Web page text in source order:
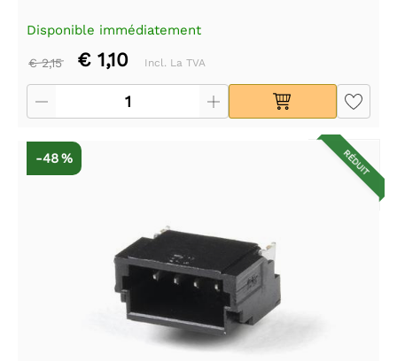
Disponible immédiatement
€ 2,15 € 1,10 Incl. La TVA
RÉDUIT
-48 %